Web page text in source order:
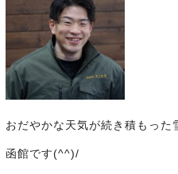
おだやかな天気が続き積もった
函館です(^^)/